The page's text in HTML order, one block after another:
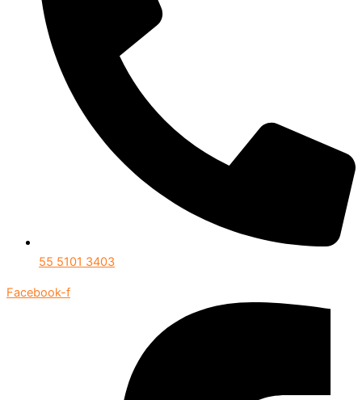
55 5101 3403
Facebook-f